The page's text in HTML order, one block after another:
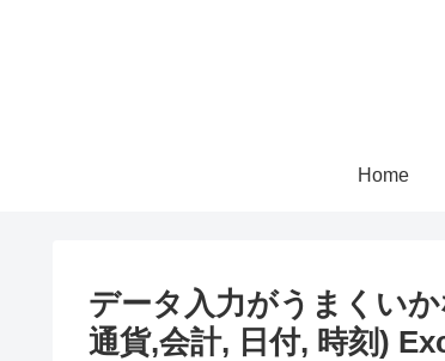
Home
データ入力がうまくい
通貨,会計, 日付, 時刻)